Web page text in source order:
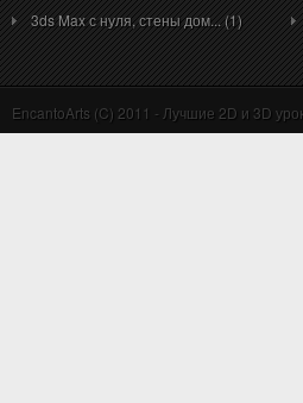
3ds Max с нуля, стены дом... (1)
EncantoArts (C) 2011 - Лучшие 2D и 3D